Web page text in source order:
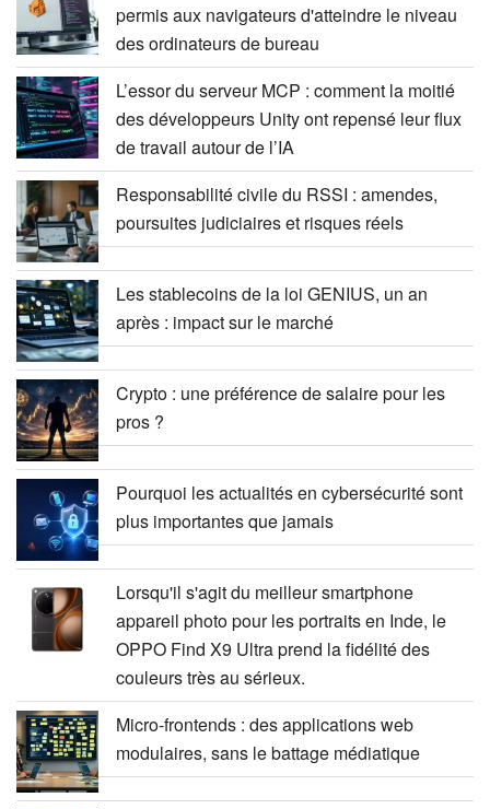
permis aux navigateurs d'atteindre le niveau
des ordinateurs de bureau
L’essor du serveur MCP : comment la moitié
des développeurs Unity ont repensé leur flux
de travail autour de l’IA
Responsabilité civile du RSSI : amendes,
poursuites judiciaires et risques réels
Les stablecoins de la loi GENIUS, un an
après : impact sur le marché
Crypto : une préférence de salaire pour les
pros ?
Pourquoi les actualités en cybersécurité sont
plus importantes que jamais
Lorsqu'il s'agit du meilleur smartphone
appareil photo pour les portraits en Inde, le
OPPO Find X9 Ultra prend la fidélité des
couleurs très au sérieux.
Micro-frontends : des applications web
modulaires, sans le battage médiatique